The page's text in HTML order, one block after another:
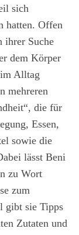
sich
hatten. Offen
ihrer Suche
dem Körper
Alltag
mehreren
die für
Essen,
sowie die
lässt Beni
zu Wort
zum
gibt sie Tipps
Zutaten und